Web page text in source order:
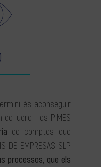
és aconseguir
lucre i les PIMES
de comptes que
DE EMPRESAS SLP
processos, que els